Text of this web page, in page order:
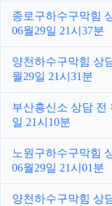
종로구하수구막힘
06월29일 21시37분
양천하수구막힘 상
월29일 21시31분
부산흥신소 상담 전
일 21시10분
노원구하수구막힘
06월29일 21시01분
양천하수구막힘 상